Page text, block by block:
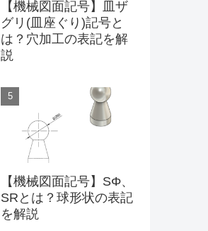
【機械図面記号】皿ザ
グリ(皿座ぐり)記号と
は？穴加工の表記を解
説
【機械図面記号】SΦ、
SRとは？球形状の表記
を解説